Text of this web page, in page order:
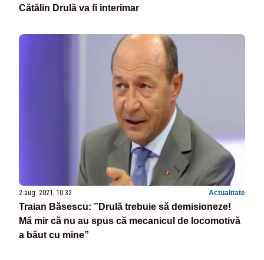
Cătălin Drulă va fi interimar
2 aug. 2021, 10:32 Actualitate
Traian Băsescu: ”Drulă trebuie să demisioneze!
Mă mir că nu au spus că mecanicul de locomotivă
a băut cu mine”